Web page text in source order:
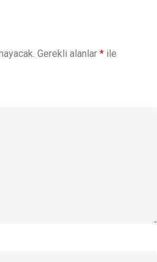
Gerekli alanlar * ile